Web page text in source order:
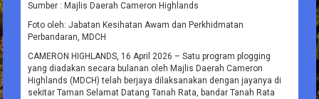
Sumber : Majlis Daerah Cameron Highlands
Foto oleh: Jabatan Kesihatan Awam dan Perkhidmatan
Perbandaran, MDCH
CAMERON HIGHLANDS, 16 April 2026 – Satu program plogging
yang diadakan secara bulanan oleh Majlis Daerah Cameron
Highlands (MDCH) telah berjaya dilaksanakan dengan jayanya di
sekitar Taman Selamat Datang Tanah Rata, bandar Tanah Rata